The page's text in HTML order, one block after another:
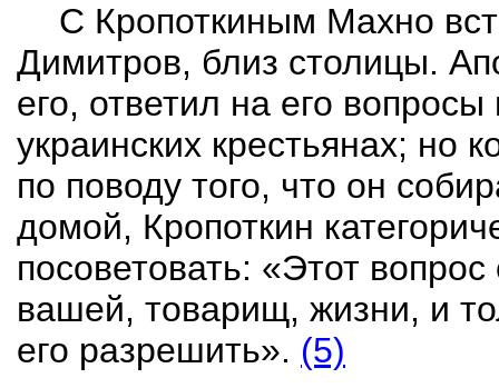
С Кропоткиным Махно
Димитров, близ столицы.
его, ответил на его
украинских крестьянах; но
по поводу того, что он
домой, Кропоткин
посоветовать: «Этот
вашей, товарищ, жизни, и
его разрешить». (5)